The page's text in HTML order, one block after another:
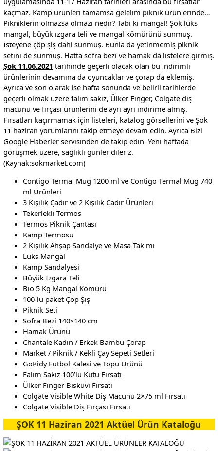
kaçmaz. Kamp ürünleri tamamsa gelelim piknik ürünlerinde…
Pikniklerin olmazsa olmazı nedir? Tabi ki mangal! Şok lüks
mangal, büyük ızgara teli ve mangal kömürünü sunmuş.
İsteyene çöp şiş dahi sunmuş. Bunla da yetinmemiş piknik
setini de sunmuş. Hatta sofra bezi ve hamak da listelere girmiş.
Şok 11.06.2021 tarihinde geçerli olacak olan bu indirimli
ürünlerinin devamına da oyuncaklar ve çorap da eklemiş.
Ayrıca ve son olarak ise hafta sonunda ve belirli tarihlerde
geçerli olmak üzere falım sakız, Ülker Finger, Colgate diş
macunu ve fırçası ürünlerini de ayrı ayrı indirime almış.
Fırsatları kaçırmamak için listeleri, katalog görsellerini ve Şok
11 haziran yorumlarını takip etmeye devam edin. Ayrıca Bizi
Google Haberler servisinden de takip edin. Yeni haftada
görüşmek üzere, sağlıklı günler dileriz.
(Kaynak:sokmarket.com)
Contigo Termal Mug 1200 ml ve Contigo Termal Mug 740
ml Ürünleri
3 Kişilik Çadır ve 2 Kişilik Çadır Ürünleri
Tekerlekli Termos
Termos Piknik Çantası
Kamp Termosu
2 Kişilik Ahşap Sandalye ve Masa Takımı
Lüks Mangal
Kamp Sandalyesi
Büyük Izgara Teli
Bio 5 Kg Mangal Kömürü
100-lü paket Çöp Şiş
Piknik Seti
Sofra Bezi 140×140 cm
Hamak Ürünü
Chantale Kadın / Erkek Bambu Çorap
Market / Piknik / Kekli Çay Sepeti Setleri
GoKidy Futbol Kalesi ve Topu Ürünü
Falım Sakız 100’lü Kutu Fırsatı
Ülker Finger Bisküvi Fırsatı
Colgate Visible White Diş Macunu 2×75 ml Fırsatı
Colgate Visible Diş Fırçası Fırsatı
ŞOK 11 Haziran 2021 Aktüel Ürün Kataloğu